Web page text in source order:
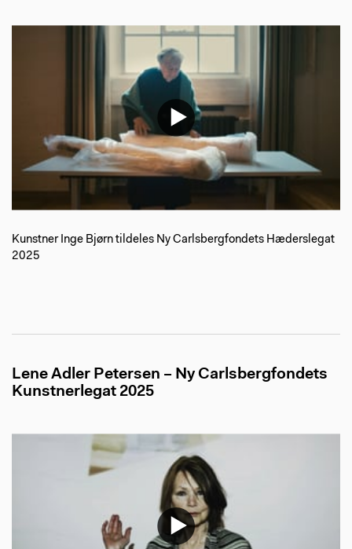
Kunstner Inge Bjørn tildeles Ny Carlsbergfondets Hæderslegat
2025
Lene Adler Petersen – Ny Carlsbergfondets
Kunstnerlegat 2025